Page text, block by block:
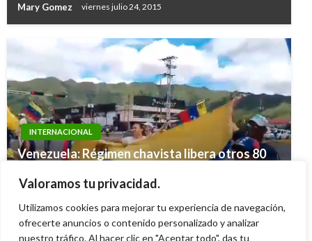
Valoramos tu privacidad.
Utilizamos cookies para mejorar tu experiencia de navegación,
ofrecerte anuncios o contenido personalizado y analizar
nuestro tráfico. Al hacer clic en "Aceptar todo", das tu
Mary Gomez viernes julio 24, 2015
INTERNACIONAL
Venezuela: Régimen chavista libera otros 80
CIENCIA Y TECNOLOGÍA
por primera vez
Geovany Quintero Gómez miércoles mayo 30, 2012
INTERNACIONAL
Avanza en EE.UU. plan contra inmigrantes
Ariel Cabrera domingo febrero 12, 2017